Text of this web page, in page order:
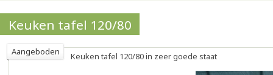
Keuken tafel 120/80
Aangeboden Keuken tafel 120/80 in zeer goede staat